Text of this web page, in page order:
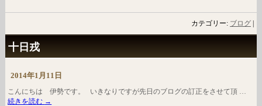
カテゴリー: ブログ
十日戎
2014年1月11日
こんにちは 伊勢です。 いきなりですが先日のブログの訂正をさせて頂 …
続きを読む →